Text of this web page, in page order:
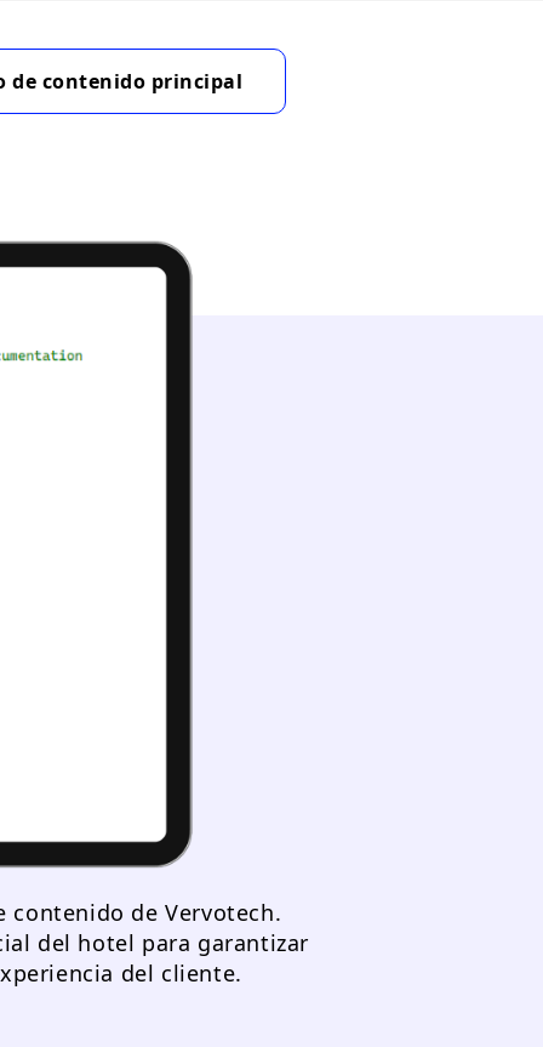
de contenido principal
contenido de Vervotech.
del hotel para garantizar
del cliente.